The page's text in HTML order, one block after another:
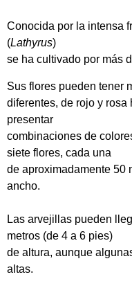
Conocida por la intensa
(Lathyrus)
se ha cultivado por más
Sus flores pueden tener
diferentes, de rojo y
presentar
combinaciones de
siete flores, cada una
de aproximadamente 50
ancho.
Las arvejillas pueden
metros (de 4 a 6 pies)
de altura, aunque
altas.